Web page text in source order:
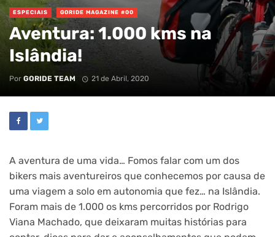
ESPECIAIS GORIDE MAGAZINE #00
Aventura: 1.000 kms na
Islândia!
Por GORIDE TEAM 21 de Abril, 2020
A aventura de uma vida… Fomos falar com um dos
bikers mais aventureiros que conhecemos por causa de
uma viagem a solo em autonomia que fez… na Islândia.
Foram mais de 1.000 os kms percorridos por Rodrigo
Viana Machado, que deixaram muitas histórias para